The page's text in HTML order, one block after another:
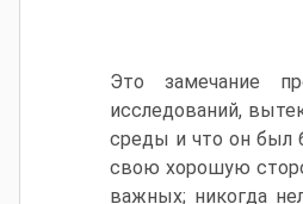
Это замечание
исследований,
среды и что он был
свою хорошую
важных; никогда